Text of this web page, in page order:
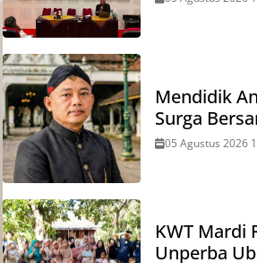
Mendidik
Surga
05 Agustus 2026
KWT Mardi
Unperba